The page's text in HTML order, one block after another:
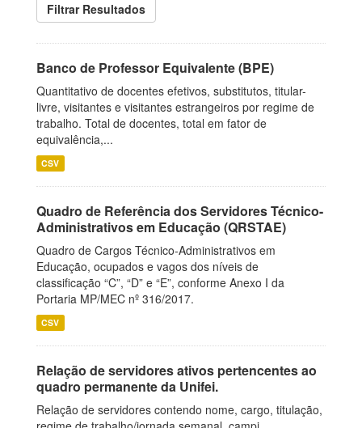
Filtrar Resultados
Banco de Professor Equivalente (BPE)
Quantitativo de docentes efetivos, substitutos, titular-
livre, visitantes e visitantes estrangeiros por regime de
trabalho. Total de docentes, total em fator de
equivalência,...
CSV
Quadro de Referência dos Servidores Técnico-
Administrativos em Educação (QRSTAE)
Quadro de Cargos Técnico-Administrativos em
Educação, ocupados e vagos dos níveis de
classificação “C”, “D” e “E”, conforme Anexo I da
Portaria MP/MEC nº 316/2017.
CSV
Relação de servidores ativos pertencentes ao
quadro permanente da Unifei.
Relação de servidores contendo nome, cargo, titulação,